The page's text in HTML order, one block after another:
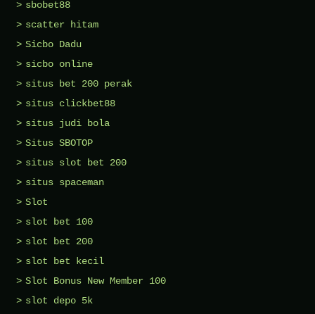
sbobet88
scatter hitam
Sicbo Dadu
sicbo online
situs bet 200 perak
situs clickbet88
situs judi bola
Situs SBOTOP
situs slot bet 200
situs spaceman
Slot
slot bet 100
slot bet 200
slot bet kecil
Slot Bonus New Member 100
slot depo 5k